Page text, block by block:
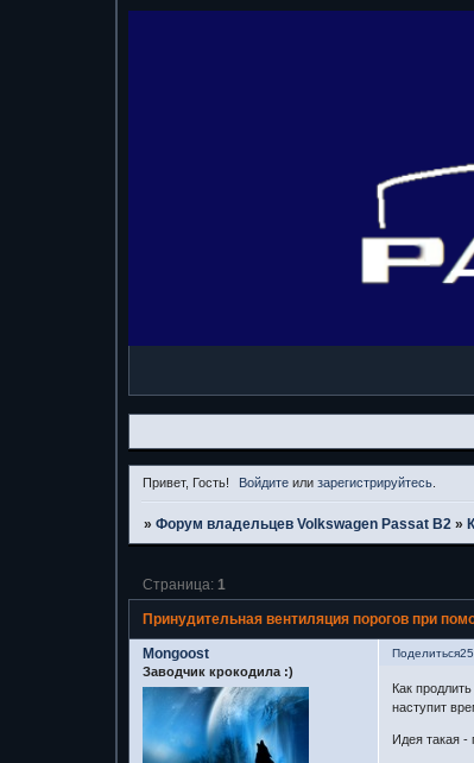
Привет, Гость! Войдите илизарегистрируйтесь.
» Форум владельцев Volkswagen Passat B2 »
Принудительная вентиляция порогов при
Страница: 1
Поделиться
Mongoost
Заводчик крокодила :)
Как
наступит
Идея такая -